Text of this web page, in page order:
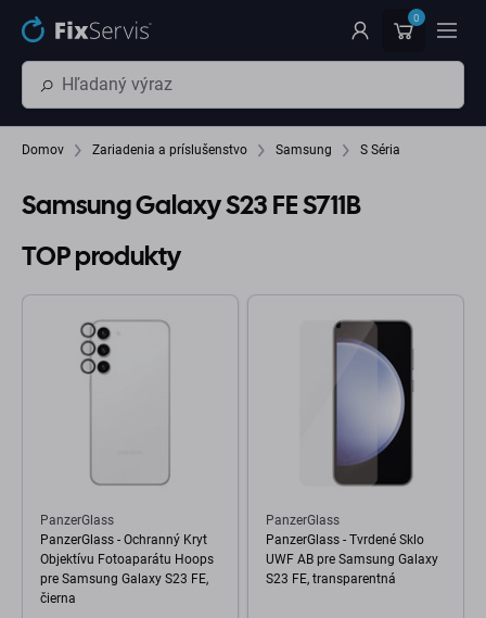
Preskočiť na hlavný obsah 0
Domov Zariadenia a príslušenstvo Samsung S Séria
Samsung Galaxy S23 FE S711B
TOP produkty
PanzerGlass
PanzerGlass - Ochranný Kryt
Objektívu Fotoaparátu Hoops
pre Samsung Galaxy S23 FE,
čierna
PanzerGlass
PanzerGlass - Tvrdené Sklo
UWF AB pre Samsung Galaxy
S23 FE, transparentná